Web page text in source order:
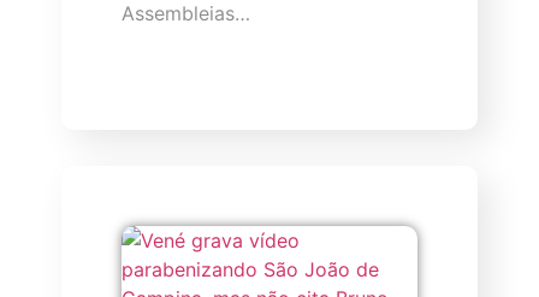
Assembleias…